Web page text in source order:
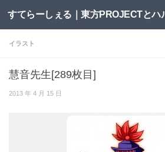
コンテンツへスキップ
イラスト
慧音先生[289枚目]
2013 年 4 月 15 日